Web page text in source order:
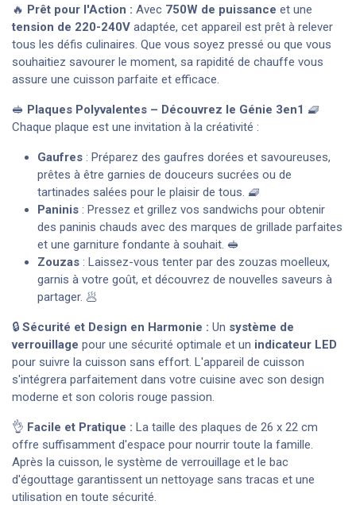
🔥 Prêt pour l'Action : Avec 750W de puissance et une
tension de 220-240V adaptée, cet appareil est prêt à relever
tous les défis culinaires. Que vous soyez pressé ou que vous
souhaitiez savourer le moment, sa rapidité de chauffe vous
assure une cuisson parfaite et efficace.
🥪 Plaques Polyvalentes – Découvrez le Génie 3en1 🧇
Chaque plaque est une invitation à la créativité :
Gaufres : Préparez des gaufres dorées et savoureuses,
prêtes à être garnies de douceurs sucrées ou de
tartinades salées pour le plaisir de tous. 🧇
Paninis : Pressez et grillez vos sandwichs pour obtenir
des paninis chauds avec des marques de grillade parfaites
et une garniture fondante à souhait. 🥪
Zouzas : Laissez-vous tenter par des zouzas moelleux,
garnis à votre goût, et découvrez de nouvelles saveurs à
partager. 🥟
🔒 Sécurité et Design en Harmonie : Un système de
verrouillage pour une sécurité optimale et un indicateur LED
pour suivre la cuisson sans effort. L'appareil de cuisson
s'intégrera parfaitement dans votre cuisine avec son design
moderne et son coloris rouge passion.
👌 Facile et Pratique : La taille des plaques de 26 x 22 cm
offre suffisamment d'espace pour nourrir toute la famille.
Après la cuisson, le système de verrouillage et le bac
d'égouttage garantissent un nettoyage sans tracas et une
utilisation en toute sécurité.